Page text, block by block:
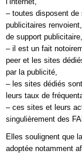
– toutes disposent de
publicitaires
de support publicitaire,
– il est un fait
peer et les sites
par la publicité,
– les sites dédiés
leurs taux de
– ces sites et leurs
singulièrement des
Elles soulignent que
adoptée notamment